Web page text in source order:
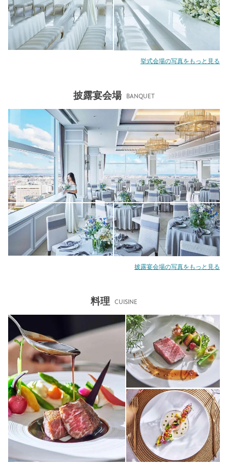
挙式会場の写真をもっと見る
披露宴会場 BANQUET
披露宴会場の写真をもっと見る
料理 CUISINE